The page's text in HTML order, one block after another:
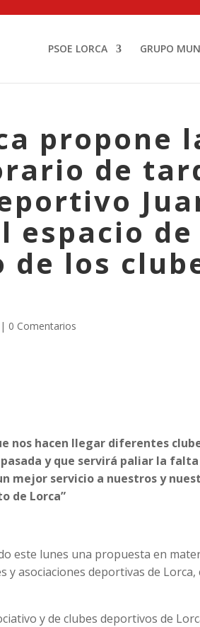
PSOE LORCA GRUPO
propone
de
espacio de
los
| 0 Comentarios
nos hacen llegar diferentes
y que servirá paliar la falta
mejor servicio a nuestros y
de Lorca”
este lunes una propuesta en
asociaciones deportivas de
y de clubes deportivos de